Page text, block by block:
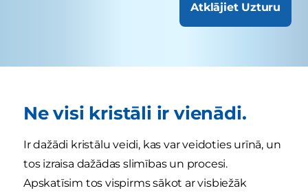
Atklājiet Uzturu
Ne visi kristāli ir vienādi.
Ir dažādi kristālu veidi, kas var veidoties urīnā, un
tos izraisa dažādas slimības un procesi.
Apskatīsim tos vispirms sākot ar visbiežāk